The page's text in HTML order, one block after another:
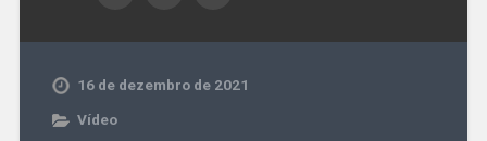
16 de dezembro de 2021
Vídeo